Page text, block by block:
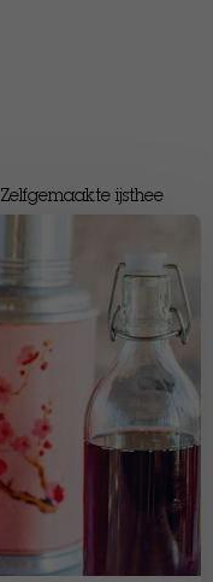
​Zelfgemaakte ijsthee